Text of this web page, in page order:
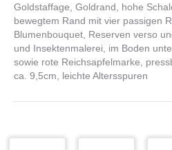
Goldstaffage, Goldrand, hohe
bewegtem Rand mit vier passigen
Blumenbouquet, Reserven verso
und Insektenmalerei, im Boden
sowie rote Reichsapfelmarke,
ca. 9,5cm, leichte Altersspuren